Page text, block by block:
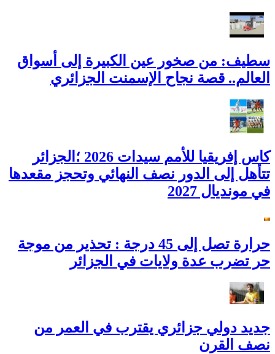
سطيف: من صخور عين الكبيرة إلى أسواق
العالم.. قصة نجاح الإسمنت الجزائري
كاس إفريقيا للأمم سيدات 2026 ؛الجزائر
تتأهل إلى الدور نصف النهائي وتحجز مقعدها
في مونديال 2027
حرارة تصل إلى 45 درجة : تحذير من موجة
حر تضرب عدة ولايات في الجزائر
جديد دولي جزائري يقترب في العمر من
نصف القرن